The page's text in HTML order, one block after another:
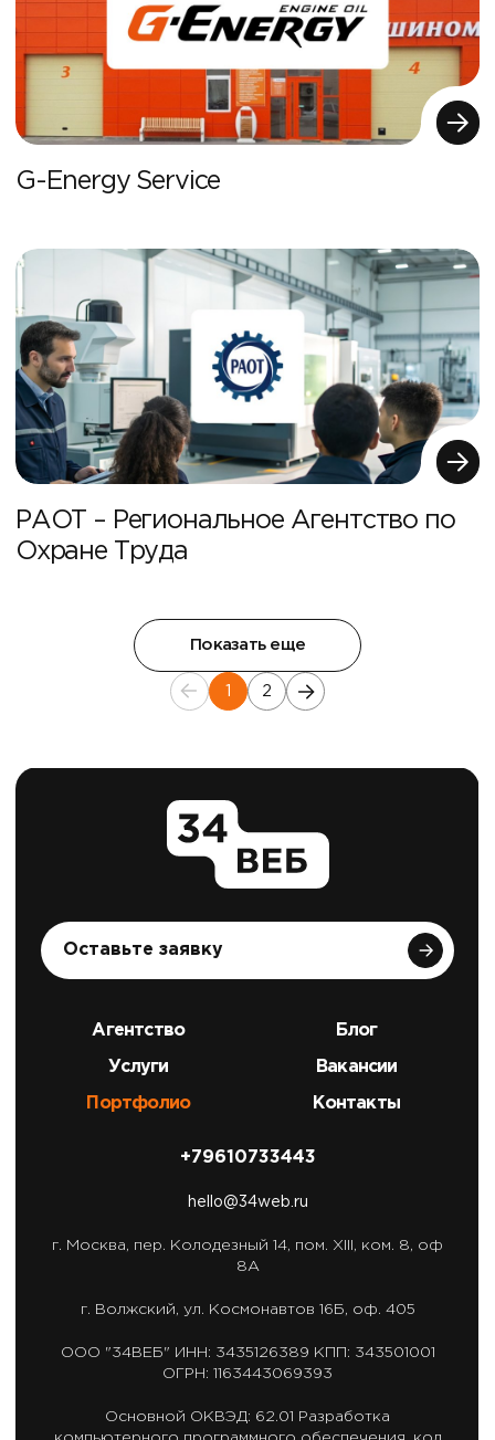
G-Energy Service
РАОТ – Региональное Агентство по
Охране Труда
Показать еще
2
Оставьте заявку
Агентство
Услуги
Портфолио
Блог
Вакансии
Контакты
+79610733443
hello@34web.ru
г. Москва, пер. Колодезный 14, пом. XIII, ком. 8, оф
8А
г. Волжский, ул. Космонавтов 16Б, оф. 405
ООО "34ВЕБ" ИНН: 3435126389 КПП: 343501001
ОГРН: 1163443069393
Основной ОКВЭД: 62.01
Разработка